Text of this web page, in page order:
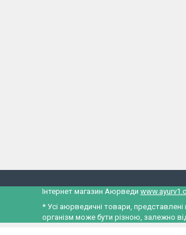
Інтернет магазин Аюрведи
* Усі аюрведичні товари,
організм може бути різною, залежно